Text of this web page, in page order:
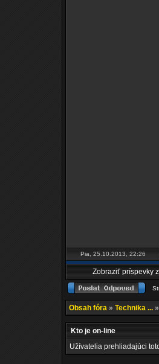
Pia, 25.10.2013, 22:26
Zobraziť príspevky
Obsah fóra » Technika ... »
Kto je on-line
Užívatelia prehliadajúci